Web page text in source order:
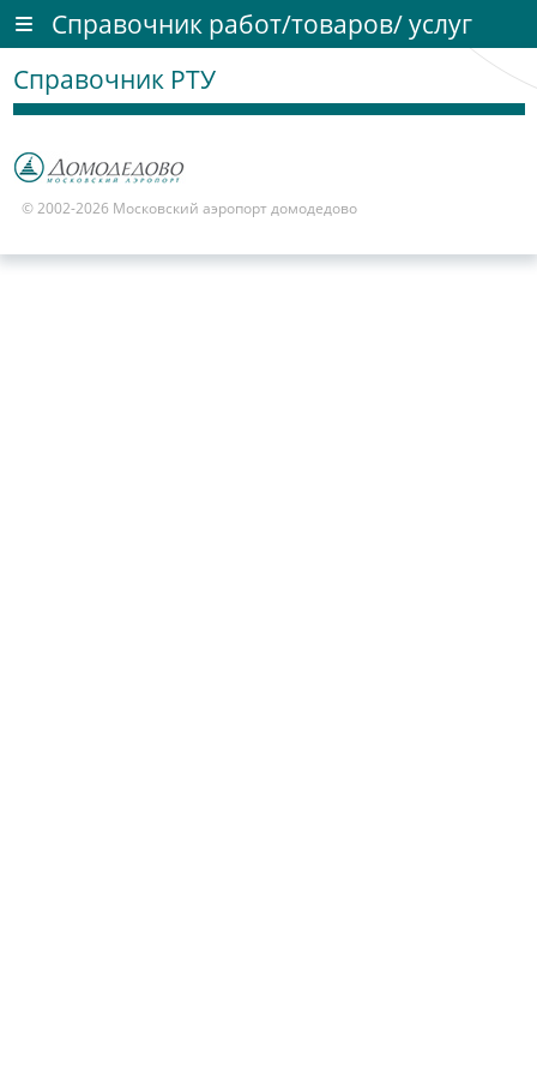
Справочник работ/товаров/ услуг
Справочник РТУ
© 2002-2026 Московский аэропорт домодедово